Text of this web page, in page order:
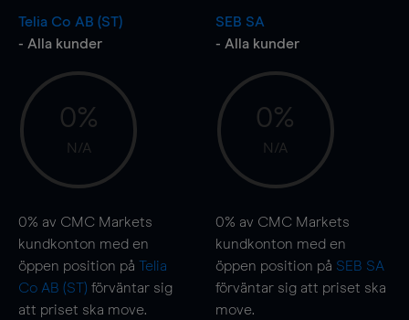
Telia Co AB (ST)
- Alla kunder
0%
N/A
0% av CMC Markets
kundkonton med en
öppen position på Telia
Co AB (ST) förväntar sig
att priset ska move.
SEB SA
- Alla kunder
0%
N/A
0% av CMC Markets
kundkonton med en
öppen position på SEB SA
förväntar sig att priset ska
move.